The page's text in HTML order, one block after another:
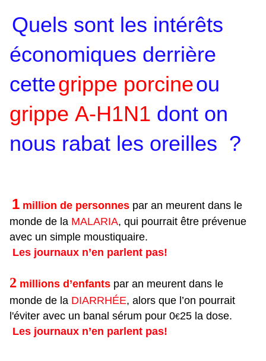
Quels sont les intérêts
économiques derrière
cettegrippe porcineou
grippe A-H1N1 dont on
nous rabat les oreilles ?
1 million de personnes par an meurent dans le
monde de la MALARIA, qui pourrait être prévenue
avec un simple moustiquaire.
Les journaux n’en parlent pas!
2 millions d’enfants par an meurent dans le
monde de la DIARRHÉE, alors que l’on pourrait
l'éviter avec un banal sérum pour 0€25 la dose.
Les journaux n’en parlent pas!